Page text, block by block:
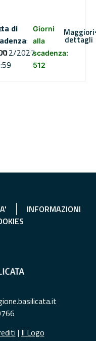
di
:
12/2027
Giorni
alla
scadenza:
512
Maggiori
dettagli
INFORMAZIONI
| Il Logo